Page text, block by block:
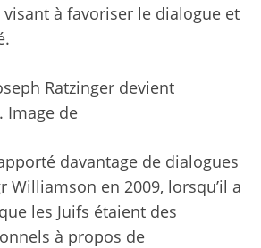
à favoriser le dialogue et
Ratzinger devient
Image de
davantage de dialogues
Williamson en 2009, lorsqu’il a
les Juifs étaient des
à propos de